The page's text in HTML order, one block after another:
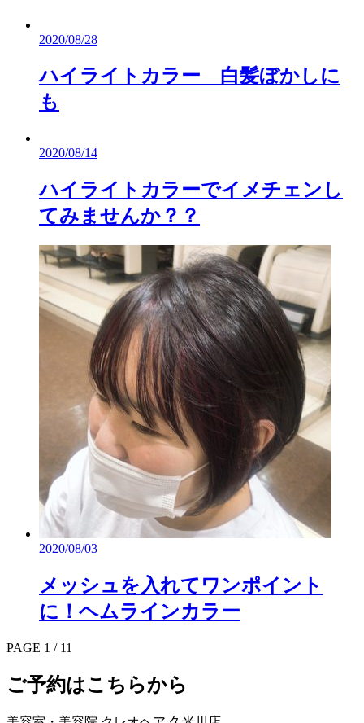
2020/08/28
ハイライトカラー 白髪ぼかしに
も
2020/08/14
ハイライトカラーでイメチェンし
てみませんか？？
2020/08/03
メッシュを入れてワンポイント
に！ヘムラインカラー
PAGE 1 / 11
ご予約はこちらから